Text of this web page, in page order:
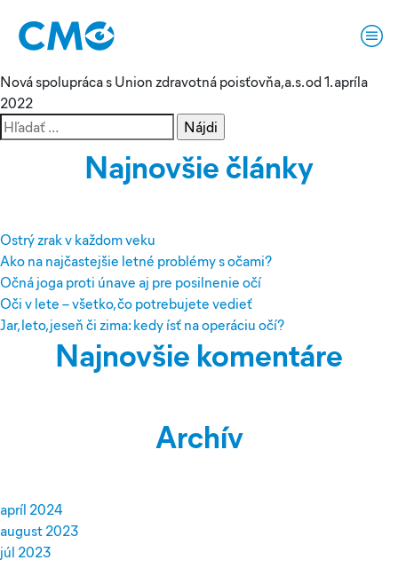
Mesiac:
Nová spolupráca s Union zdravotná poisťovňa,a.s. od 1. apríla
2022
Hľadať:
Najnovšie články
Ostrý zrak v každom veku
Ako na najčastejšie letné problémy s očami?
Očná joga proti únave aj pre posilnenie očí
Oči v lete – všetko, čo potrebujete vedieť
Jar, leto, jeseň či zima: kedy ísť na operáciu očí?
Najnovšie komentáre
Archív
apríl 2024
august 2023
júl 2023